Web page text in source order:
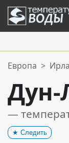
Ваше
Европа >
Дун-
—
★ Следить